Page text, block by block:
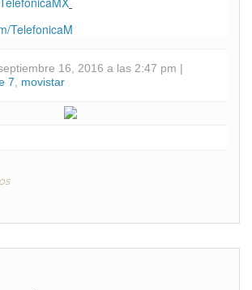
TelefonicaM
16, 2016 a las 2:47 pm |
7, movistar